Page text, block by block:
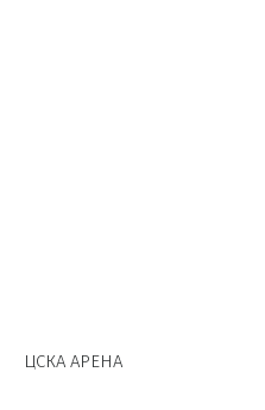
ЦСКА АРЕНА